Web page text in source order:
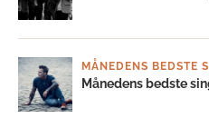
MÅNEDENS BEDSTE
Månedens bedste